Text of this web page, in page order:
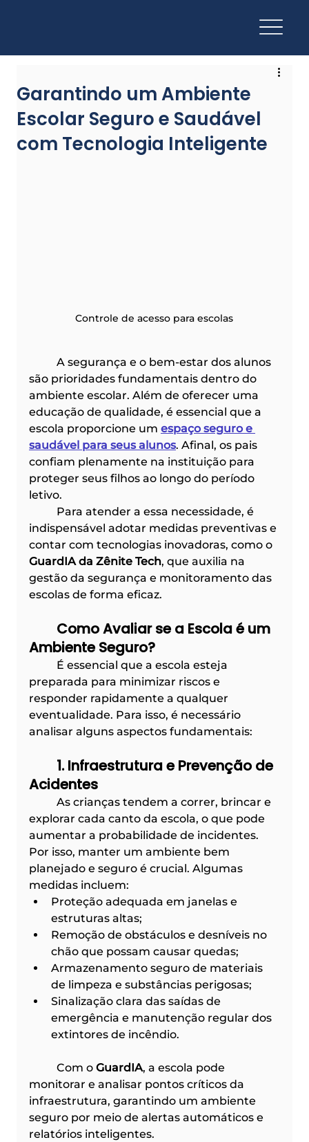
Garantindo um Ambiente
Escolar Seguro e Saudável
com Tecnologia Inteligente
Controle de acesso para escolas
são prioridades fundamentais dentro do
ambiente escolar. Além de oferecer uma
educação de qualidade, é essencial que a
escola proporcione um espaço seguro e
saudável para seus alunos. Afinal, os pais
confiam plenamente na instituição para
proteger seus filhos ao longo do período
letivo.
indispensável adotar medidas preventivas e
contar com tecnologias inovadoras, como o
GuardIA da Zênite Tech, que auxilia na
gestão da segurança e monitoramento das
escolas de forma eficaz.
Ambiente Seguro?
preparada para minimizar riscos e
responder rapidamente a qualquer
eventualidade. Para isso, é necessário
analisar alguns aspectos fundamentais:
Acidentes
explorar cada canto da escola, o que pode
aumentar a probabilidade de incidentes.
Por isso, manter um ambiente bem
planejado e seguro é crucial. Algumas
medidas incluem:
Proteção adequada em janelas e
estruturas altas;
Remoção de obstáculos e desníveis no
chão que possam causar quedas;
Armazenamento seguro de materiais
de limpeza e substâncias perigosas;
Sinalização clara das saídas de
emergência e manutenção regular dos
extintores de incêndio.
	Com o
GuardIA, a escola pode
monitorar e analisar pontos críticos da
infraestrutura, garantindo um ambiente
seguro por meio de alertas automáticos e
relatórios inteligentes.